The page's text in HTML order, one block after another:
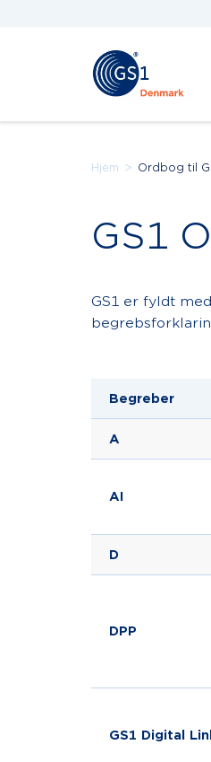
Hjem > Ordbog til
GS1
GS1 er fyldt
Begreber
A
AI
D
DPP
GS1 Digital